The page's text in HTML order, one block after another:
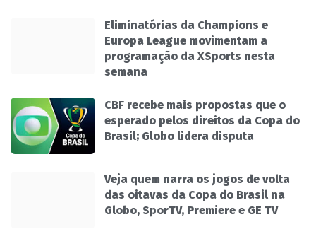
Eliminatórias da Champions e
Europa League movimentam a
programação da XSports nesta
semana
CBF recebe mais propostas que o
esperado pelos direitos da Copa do
Brasil; Globo lidera disputa
Veja quem narra os jogos de volta
das oitavas da Copa do Brasil na
Globo, SporTV, Premiere e GE TV